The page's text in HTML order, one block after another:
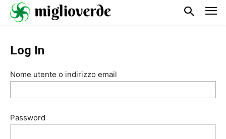
Log In
Nome utente o indirizzo email
Password